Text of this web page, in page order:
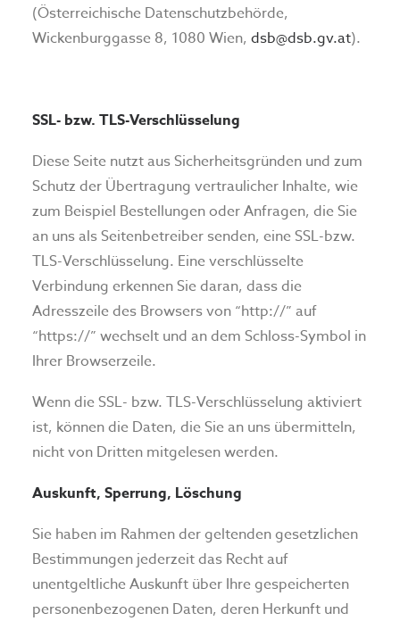
(Österreichische Datenschutzbehörde,
Wickenburggasse 8, 1080 Wien, dsb@dsb.gv.at).
SSL- bzw. TLS-Verschlüsselung
Diese Seite nutzt aus Sicherheitsgründen und zum
Schutz der Übertragung vertraulicher Inhalte, wie
zum Beispiel Bestellungen oder Anfragen, die Sie
an uns als Seitenbetreiber senden, eine SSL-bzw.
TLS-Verschlüsselung. Eine verschlüsselte
Verbindung erkennen Sie daran, dass die
Adresszeile des Browsers von “http://” auf
“https://” wechselt und an dem Schloss-Symbol in
Ihrer Browserzeile.
Wenn die SSL- bzw. TLS-Verschlüsselung aktiviert
ist, können die Daten, die Sie an uns übermitteln,
nicht von Dritten mitgelesen werden.
Auskunft, Sperrung, Löschung
Sie haben im Rahmen der geltenden gesetzlichen
Bestimmungen jederzeit das Recht auf
unentgeltliche Auskunft über Ihre gespeicherten
personenbezogenen Daten, deren Herkunft und